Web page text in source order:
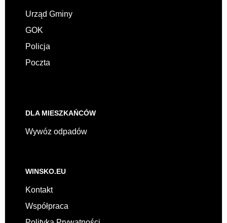
Urząd Gminy
GOK
Policja
Poczta
DLA MIESZKAŃCÓW
Wywóz odpadów
WINSKO.EU
Kontakt
Współpraca